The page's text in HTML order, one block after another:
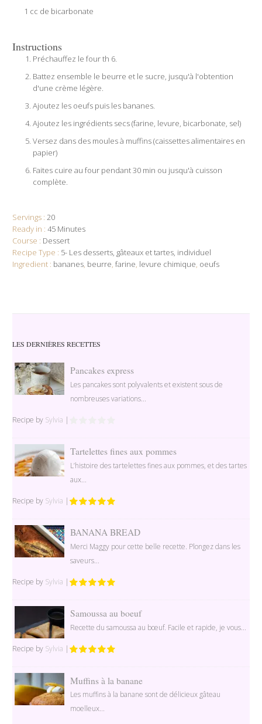
1 cc de bicarbonate
Instructions
Préchauffez le four th 6.
Battez ensemble le beurre et le sucre, jusqu'à l'obtention
d'une crème légère.
Ajoutez les oeufs puis les bananes.
Ajoutez les ingrédients secs (farine, levure, bicarbonate, sel)
Versez dans des moules à muffins (caissettes alimentaires en
papier)
Faites cuire au four pendant 30 min ou jusqu'à cuisson
complète.
Servings :20
Ready in :45 Minutes
Course : Dessert
Recipe Type : 5- Les desserts gâteaux et tartes individuel
Ingredient : bananes, beurre,farine, levure chimique, oeufs
LES DERNIÈRES RECETTES
Pancakes express
Les pancakes sont polyvalents et existent sous de
nombreuses variations...
Recipe by Sylvia |
Tartelettes fines aux pommes
L’histoire des tartelettes fines aux pommes, et des tartes
aux...
Recipe by Sylvia |
BANANA BREAD
Merci Maggy pour cette belle recette. Plongez dans les
saveurs...
Recipe by Sylvia |
Samoussa au boeuf
Recette du samoussa au bœuf. Facile et rapide, je vous...
Recipe by Sylvia |
Muffins à la banane
Les muffins à la banane sont de délicieux gâteau
moelleux...